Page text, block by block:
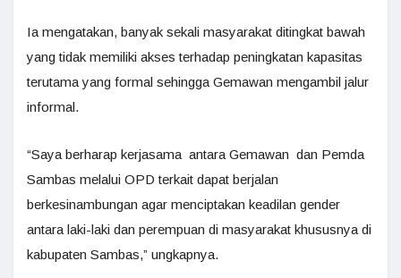
Ia mengatakan, banyak sekali masyarakat ditingkat bawah
yang tidak memiliki akses terhadap peningkatan kapasitas
terutama yang formal sehingga Gemawan mengambil jalur
informal.
“Saya berharap kerjasama antara Gemawan dan Pemda
Sambas melalui OPD terkait dapat berjalan
berkesinambungan agar menciptakan keadilan gender
antara laki-laki dan perempuan di masyarakat khususnya di
kabupaten Sambas,” ungkapnya.